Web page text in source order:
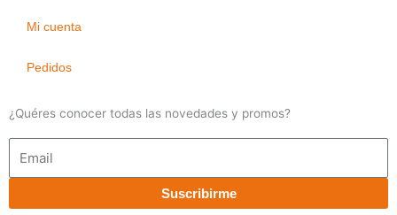
Mi cuenta
Pedidos
¿Quéres conocer todas las novedades y promos?
Suscribirme